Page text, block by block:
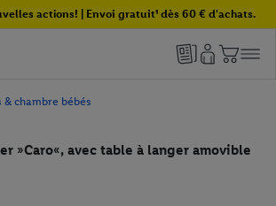
actions! | Envoi gratuit¹ dès 60 € d'achats.
chambre bébés
»Caro«, avec table à langer amovible